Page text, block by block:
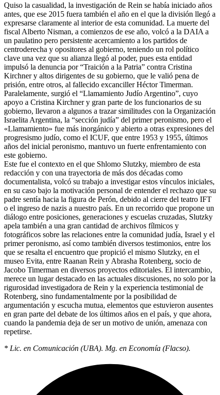
Quiso la casualidad, la investigación de Rein se había iniciado años
antes, que ese 2015 fuera también el año en el que la división llegó a
expresarse claramente al interior de esta comunidad. La muerte del
fiscal Alberto Nisman, a comienzos de ese año, volcó a la DAIA a
un paulatino pero persistente acercamiento a los partidos de
centroderecha y opositores al gobierno, teniendo un rol político
clave una vez que su alianza llegó al poder, pues esta entidad
impulsó la denuncia por “Traición a la Patria” contra Cristina
Kirchner y altos dirigentes de su gobierno, que le valió pena de
prisión, entre otros, al fallecido excanciller Héctor Timerman.
Paralelamente, surgió el “Llamamiento Judío Argentino”, cuyo
apoyo a Cristina Kirchner y gran parte de los funcionarios de su
gobierno, llevaron a algunos a trazar similitudes con la Organización
Israelita Argentina, la “sección judía” del primer peronismo, pero el
«Llamamiento» fue más inorgánico y abierto a otras expresiones del
progresismo judío, como el ICUF, que entre 1953 y 1955, últimos
años del inicial peronismo, mantuvo un fuerte enfrentamiento con
este gobierno.
Este fue el contexto en el que Shlomo Slutzky, miembro de esta
redacción y con una trayectoria de más dos décadas como
documentalista, volcó su trabajo a investigar estos vínculos iniciales,
en su caso bajo la motivación personal de entender el rechazo que su
padre sentía hacia la figura de Perón, debido al cierre del teatro IFT
o el ingreso de nazis a nuestro país. En un recorrido que propone un
diálogo entre posiciones, generaciones y escuelas cruzadas, Slutzky
apela también a una gran cantidad de archivos fílmicos y
fotográficos sobre las relaciones entre la comunidad judía, Israel y el
primer peronismo, así como también diversos testimonios, entre los
que se resalta el encuentro que propició el mismo Slutzky, en el
museo Evita, entre Raanan Rein y Abrasha Rotenberg, socio de
Jacobo Timerman en diversos proyectos editoriales. El intercambio,
merece un lugar destacado en las actuales discusiones, no solo por la
rigurosidad investigadora de Rein y la experiencia testimonial de
Rotenberg, sino fundamentalmente por la posibilidad de
argumentación y escucha mutua, elementos que estuvieron ausentes
en gran parte del debate de los últimos años en el país, y que ahora,
cuando la pandemia deja de ser un motivo de unión, amenaza con
repetirse.
* Lic. en Comunicación (UBA). Mg. en Economía (Flacso).